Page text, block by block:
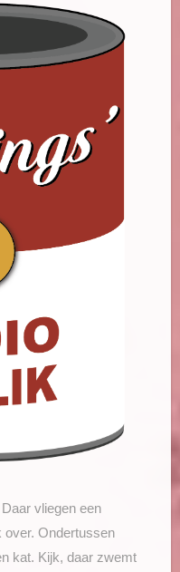
vliegen een
over. Ondertussen
kat. Kijk, daar zwemt